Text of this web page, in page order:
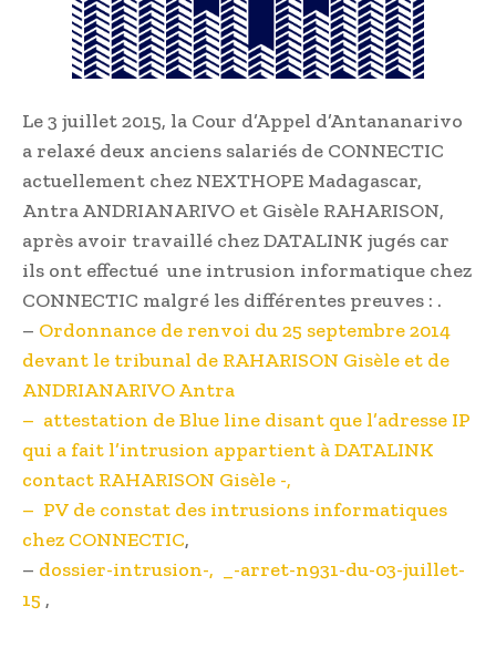
Le 3 juillet 2015, la Cour d’Appel d’Antananarivo
a relaxé deux anciens salariés de CONNECTIC
actuellement chez NEXTHOPE Madagascar,
Antra ANDRIANARIVO et Gisèle RAHARISON,
après avoir travaillé chez DATALINK jugés car
ils ont effectué une intrusion informatique chez
CONNECTIC malgré les différentes preuves : .
– Ordonnance de renvoi du 25 septembre 2014
devant le tribunal de RAHARISON Gisèle et de
ANDRIANARIVO Antra
– attestation de Blue line disant que l’adresse IP
qui a fait l’intrusion appartient à DATALINK
contact RAHARISON Gisèle -,
– PV de constat des intrusions informatiques
chez CONNECTIC,
– dossier-intrusion-, _-arret-n931-du-03-juillet-
15 ,